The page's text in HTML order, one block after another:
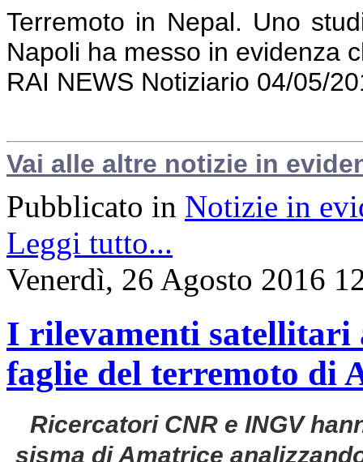
Terremoto in Nepal. Uno
Napoli ha messo in evidenza
RAI NEWS Notiziario 04/05/
Vai alle altre notizie in
Pubblicato in Notizie in
Leggi tutto...
Venerdì, 26 Agosto 2016
I rilevamenti satellitari
faglie del terremoto di
Ricercatori CNR e INGV
sisma di Amatrice